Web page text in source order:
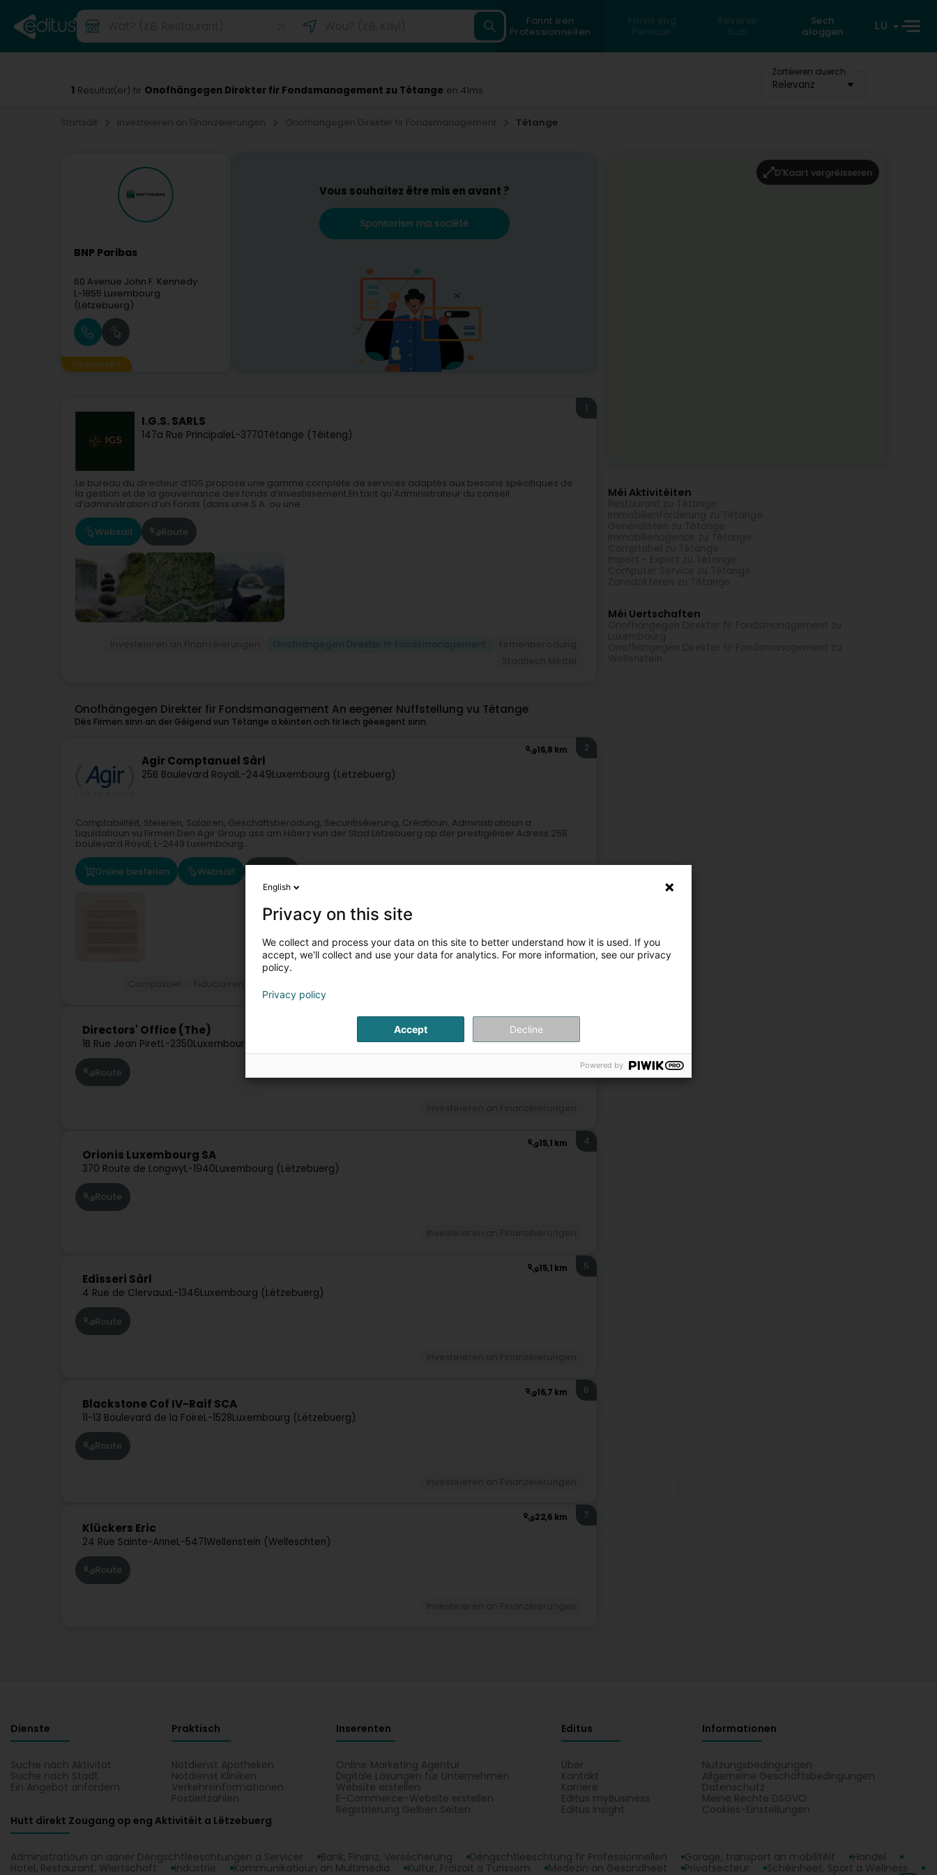
Fannt een
Professionnellen
Fannt eng
Persoun
Reverse
Sich
Sech
aloggen
LU
Zortéieren duerch
Relevanz
1 Resultat(er) fir Onofhängegen Direkter fir Fondsmanagement zu Tétange en 41ms
Startsäit Investeieren an Finanzéierungen Onofhängegen Direkter fir Fondsmanagement Tétange
BNP Paribas
60 Avenue John F. Kennedy
L-1855 Luxembourg
(Lëtzebuerg)
Gesponsert
Vous souhaitez être mis en avant ?
Sponsoriser ma société
I.G.S. SARLS
147a Rue PrincipaleL-3770Tétange (Téiteng)
1
Le bureau du directeur d’IGS propose une gamme complète de services adaptés aux besoins spécifiques de
la gestion et de la gouvernance des fonds d’investissement.En tant qu'Administrateur du conseil
d’administration d’un Fonds (dans une S.A. ou une...
Websäit Route
Onofhängegen Direkter fir Fondsmanagement An eegener Nuffstellung vu Tétange
Dës Firmen sinn an der Géigend vun Tétange a kéinten och fir Iech gëeegent sinn.
16,8 km
Agir Comptanuel Sàrl
25B Boulevard RoyalL-2449Luxembourg (Lëtzebuerg)
2
Comptabilitéit, Steieren, Salairen, Geschäftsberodung, Securitiséierung, Créatioun, Administratioun a
Liquidatioun vu Firmen.Den Agir Group ass am Häerz vun der Stad Lëtzebuerg op der prestigiéiser Adress 25B
boulevard Royal, L-2449 Luxembourg...
Online bestellen Websäit
13,5 km
Directors' Office (The)
1B Rue Jean PiretL-2350Luxembourg (Lëtzebuerg)
Route
15,1 km
Orionis Luxembourg SA
370 Route de LongwyL-1940Luxembourg (Lëtzebuerg)
4
Route
15,1 km
Edisseri Sàrl
4 Rue de ClervauxL-1346Luxembourg (Lëtzebuerg)
5
Route
16,7 km
Blackstone Cof IV-Raif SCA
11-13 Boulevard de la FoireL-1528Luxembourg (Lëtzebuerg)
6
Route
22,6 km
Klückers Eric
24 Rue Sainte-AnneL-5471Wellenstein (Welleschten)
7
Route
D'Kaart vergréisseren
Méi Aktivitéiten
Méi Uertschaften
Dienste
Suche nach Aktivität
Suche nach Stadt
Ein Angebot anfordern
Praktisch
Notdienst Apotheken
Notdienst Kliniken
Verkehrsinformationen
Postleitzahlen
Inserenten
Online Marketing Agentur
Digitale Lösungen für Unternehmen
Website erstellen
E-Commerce-Website erstellen
Registrierung Gelben Seiten
Editus
Über
Kontakt
Karriere
Editus myBusiness
Editus Insight
Informationen
Nutzungsbedingungen
Allgemeine Geschäftsbedingungen
Datenschutz
Meine Rechte DSGVO
Cookies-Einstellungen
Hutt direkt Zougang op eng Aktivitéit a Lëtzebuerg
Administratioun an aaner Déngschtleeschtungen a Servicer Bank, Finanz, Versécherung Déngschtleeschtung fir Professionnellen Garage, transport an mobilitéit
Handel
Hotel, Restaurant, Wiertschaft
Industrie Kommunikatioun an Multimedia Kultur, Fräizäit a Turissem Medezin an Gesondheet Privatsecteur
Schéinheet, Sport a Wellness
English
Privacy on this site
We collect and process your data on this site to better understand how it is used. If you
accept, we'll collect and use your data for analytics. For more information, see our privacy
policy.
Privacy policy
Accept Decline
Powered by